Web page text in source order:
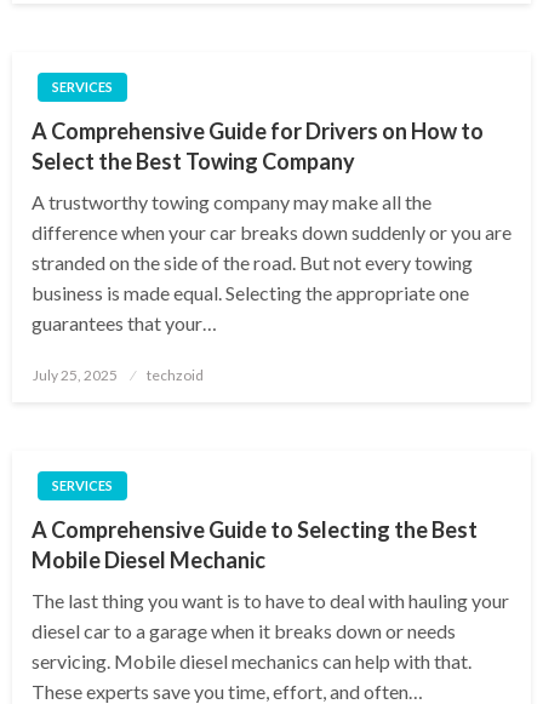
SERVICES
A Comprehensive Guide for Drivers on How to
Select the Best Towing Company
A trustworthy towing company may make all the
difference when your car breaks down suddenly or you are
stranded on the side of the road. But not every towing
business is made equal. Selecting the appropriate one
guarantees that your…
Posted
July 25, 2025 techzoid
SERVICES
A Comprehensive Guide to Selecting the Best
Mobile Diesel Mechanic
The last thing you want is to have to deal with hauling your
diesel car to a garage when it breaks down or needs
servicing. Mobile diesel mechanics can help with that.
These experts save you time, effort, and often…